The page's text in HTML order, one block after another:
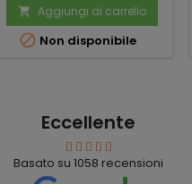
 Aggiungi al carrello
 Non disponibile
Eccellente
Basato su1058 recensioni
mauro simeoli
1 mese fa
Ho acquistato per